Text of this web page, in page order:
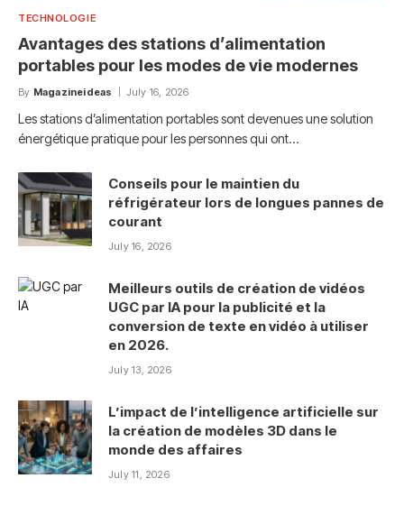
TECHNOLOGIE
Avantages des stations d’alimentation
portables pour les modes de vie modernes
By Magazineideas July 16, 2026
Les stations d’alimentation portables sont devenues une solution
énergétique pratique pour les personnes qui ont…
Conseils pour le maintien du
réfrigérateur lors de longues pannes de
courant
July 16, 2026
Meilleurs outils de création de vidéos
UGC par IA pour la publicité et la
conversion de texte en vidéo à utiliser
en 2026.
July 13, 2026
L’impact de l’intelligence artificielle sur
la création de modèles 3D dans le
monde des affaires
July 11, 2026